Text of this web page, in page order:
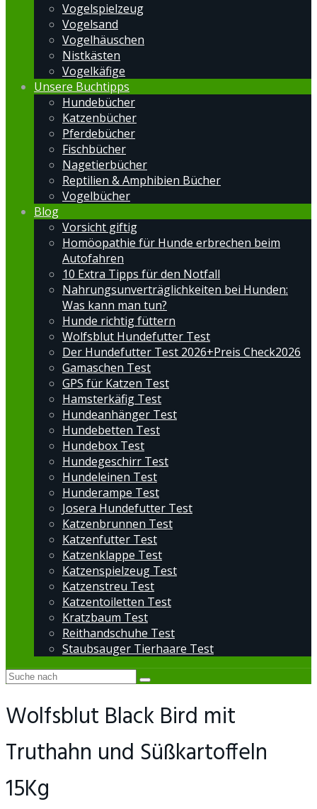
Vogelspielzeug
Vogelsand
Vogelhäuschen
Nistkästen
Vogelkäfige
Unsere Buchtipps
Hundebücher
Katzenbücher
Pferdebücher
Fischbücher
Nagetierbücher
Reptilien & Amphibien Bücher
Vogelbücher
Blog
Vorsicht giftig
Homöopathie für Hunde erbrechen beim
Autofahren
10 Extra Tipps für den Notfall
Nahrungsunverträglichkeiten bei Hunden:
Was kann man tun?
Hunde richtig füttern
Wolfsblut Hundefutter Test
Der Hundefutter Test 2026+Preis Check2026
Gamaschen Test
GPS für Katzen Test
Hamsterkäfig Test
Hundeanhänger Test
Hundebetten Test
Hundebox Test
Hundegeschirr Test
Hundeleinen Test
Hunderampe Test
Josera Hundefutter Test
Katzenbrunnen Test
Katzenfutter Test
Katzenklappe Test
Katzenspielzeug Test
Katzenstreu Test
Katzentoiletten Test
Kratzbaum Test
Reithandschuhe Test
Staubsauger Tierhaare Test
Wolfsblut Black Bird mit
Truthahn und Süßkartoffeln
15Kg